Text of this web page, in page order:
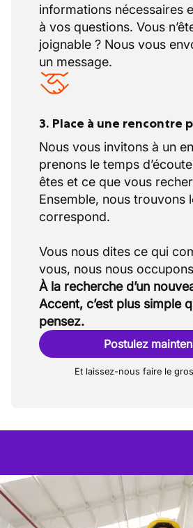
informations nécessaires
à vos questions. Vous
joignable ? Nous vous
un message.
3. Place à une rencontre
Nous vous invitons à un
prenons le temps
êtes et ce que vous
Ensemble, nous trouvons
correspond.
Vous nous dites ce qui
À la recherche d’un
Accent, c’est plus simple
pensez.
Postulez
Et laissez-nous faire le